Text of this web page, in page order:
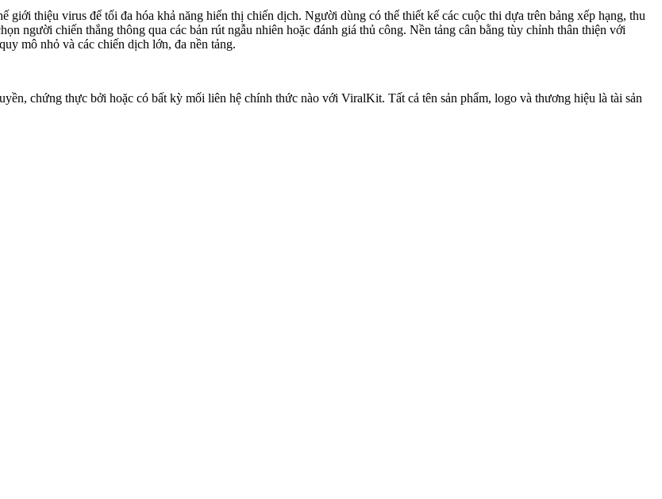
thiệu virus để tối đa hóa khả năng hiển thị chiến dịch. Người dùng có thể thiết kế các cuộc thi dựa trên bảng xếp hạng, thu
người chiến thắng thông qua các bản rút ngẫu nhiên hoặc đánh giá thủ công. Nền tảng cân bằng tùy chỉnh thân thiện với
mô nhỏ và các chiến dịch lớn, đa nền tảng.
chứng thực bởi hoặc có bất kỳ mối liên hệ chính thức nào với ViralKit. Tất cả tên sản phẩm, logo và thương hiệu là tài sản